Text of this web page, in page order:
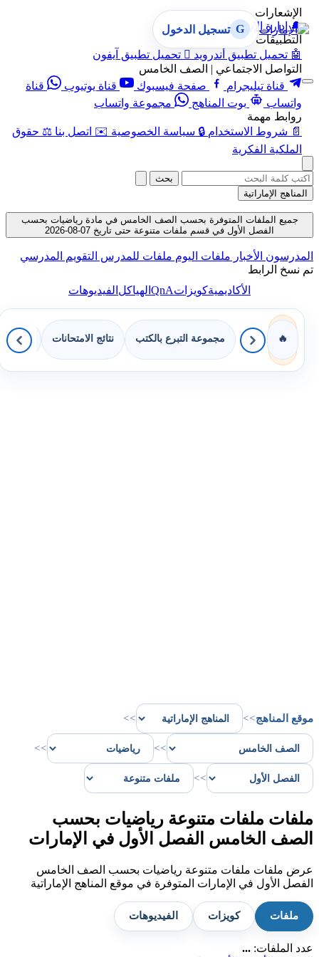
الإشعارات
🔔 إدارة الإشعارات
التطبيقات
🤖 تحميل تطبيق أندرويد  تحميل تطبيق آيفون
التواصل الاجتماعي | الصف الخامس
قناة تيليجرام
صفحة فيسبوك قناة يوتيوب
قناة
واتساب
بوت المناهج
مجموعة واتساب
روابط مهمة
📄 شروط الاستخدام 🔒 سياسة الخصوصية ✉️ اتصل بنا ⚖️ حقوق
الملكية الفكرية
G تسجيل الدخول
بحث
المناهج الإماراتية
جميع الملفات المتوفرة بحسب الصف الخامس في مادة رياضيات بحسب
الفصل الأول في قسم ملفات متنوعة حتى تاريخ 07-08-2026
المدرسون الأخبار ملفات اليوم ملفات للمدرس التقويم المدرسي
تم نسخ الرابط
الأكاديميةكويزاتQnAالهياكلالفيديوهات
🔥 مجموعة التبرع بالكتب نتائج الامتحانات
موقع المناهج>>
>>
>>
>>
>>
ملفات ملفات متنوعة رياضيات بحسب
الصف الخامس الفصل الأول في الإمارات
عرض ملفات ملفات متنوعة رياضيات بحسب الصف الخامس
الفصل الأول في الإمارات المتوفرة في موقع المناهج الإماراتية
ملفات كويزات الفيديوهات
عدد الملفات: ...